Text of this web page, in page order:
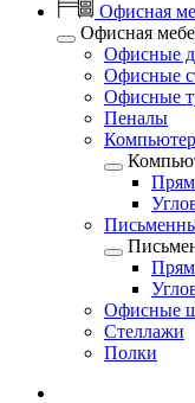
Офисная
Офисная
Офисные
Офисные
Офисные
Пеналы
Офисные
Стеллажи
Полки